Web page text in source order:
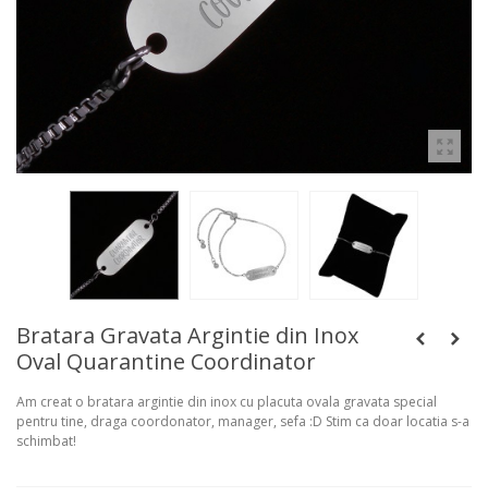
Bratara Gravata Argintie din Inox
Oval Quarantine Coordinator
Am creat o bratara argintie din inox cu placuta ovala gravata special
pentru tine, draga coordonator, manager, sefa :D Stim ca doar locatia s-a
schimbat!